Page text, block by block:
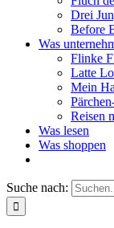
Drei
Before
Was
Flinke
Latte
Mein
Reisen
Was lesen
Was shoppen
Suche nach: